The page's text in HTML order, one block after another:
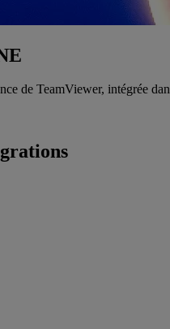
de TeamViewer, intégrée